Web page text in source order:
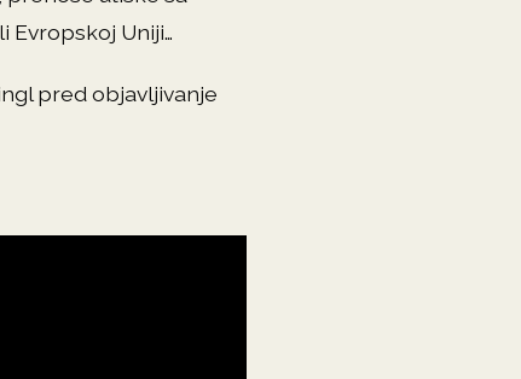
Evropskoj Uniji…
pred objavljivanje